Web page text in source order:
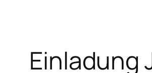
Einladung